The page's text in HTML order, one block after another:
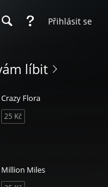
Přihlásit se
líbit
Crazy Flora
25 Kč
Million Miles